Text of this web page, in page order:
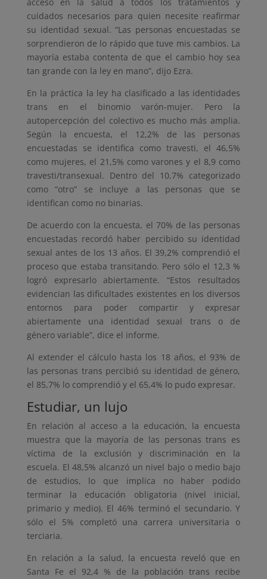
cuidados necesarios para quien necesite reafirmar
su identidad sexual. “Las personas encuestadas se
sorprendieron de lo rápido que tuve mis cambios. La
mayoría estaba contenta de que el cambio hoy sea
tan grande con la ley en mano”, dijo Ezra.
En la práctica la ley ha clasificado a las identidades
trans en el binomio varón-mujer. Pero la
autopercepción del colectivo es mucho más amplia.
Según la encuesta, el 12,2% de las personas
encuestadas se identifica como travesti, el 46,5%
como mujeres, el 21,5% como varones y el 8,9 como
travesti/transexual. Dentro del 10,7% categorizado
como “otro” se incluye a las personas que se
identifican como no binarias.
De acuerdo con la encuesta, el 70% de las personas
encuestadas recordó haber percibido su identidad
sexual antes de los 13 años. El 39,2% comprendió el
proceso que estaba transitando. Pero sólo el 12,3 %
logró expresarlo abiertamente. “Estos resultados
evidencian las dificultades existentes en los diversos
entornos para poder compartir y expresar
abiertamente una identidad sexual trans o de
género variable”, dice el informe.
Al extender el cálculo hasta los 18 años, el 93% de
las personas trans percibió su identidad de género,
el 85,7% lo comprendió y el 65,4% lo pudo expresar.
Estudiar, un lujo
En relación al acceso a la educación, la encuesta
muestra que la mayoría de las personas trans es
víctima de la exclusión y discriminación en la
escuela. El 48,5% alcanzó un nivel bajo o medio bajo
de estudios, lo que implica no haber podido
terminar la educación obligatoria (nivel inicial,
primario y medio). El 46% terminó el secundario. Y
sólo el 5% completó una carrera universitaria o
terciaria.
En relación a la salud, la encuesta reveló que en
Santa Fe el 92,4 % de la población trans recibe